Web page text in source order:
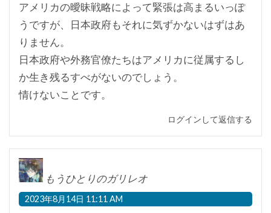
アメリカの曖昧戦略によって緊張は高まるいっぽ
うですが、日本政府もそれに気ずかないはずはあ
りません。
日本政府や外務官僚たちはアメリカに従属するし
か生き残るすべがないのでしょう。
情けないことです。
ログインして返信する
もうひとりのガリレオ
2023年8月14日 11:11 AM